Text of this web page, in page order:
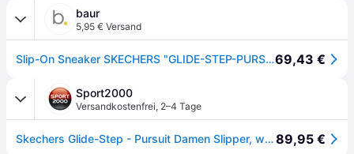
baur
5,95 € Versand
Slip-On Sneaker SKECHERS "GLIDE-STEP-PURSUIT", Damen, Gr. 36, weiß, Textil, Schuhe, Freizeitschuh mit elastischem Einstieg, Topseller69,43 €
Sport2000
Versandkostenfrei, 2–4 Tage
Skechers Glide-Step - Pursuit Damen Slipper, weiß, Größe 4289,95 €